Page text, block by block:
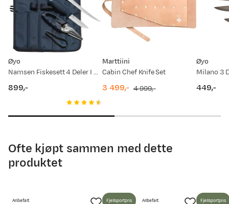
Prisdato
02.06.2026
30.04.2026 1 199,-
08.08.2025 1 599,-
Øyo
Namsen Fiskesett 4 Deler I Mappe Blå
899,-
Marttiini
Cabin Chef Knife Set
3 499,- 4 999,-
Øyo
Milano 3
449,-
Ofte kjøpt sammen med dette
produktet
Anbefalt Fjellsportpris Anbefalt Fjellsportpris